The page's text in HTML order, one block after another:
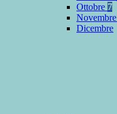
Ottobre 7
Novembre
Dicembre